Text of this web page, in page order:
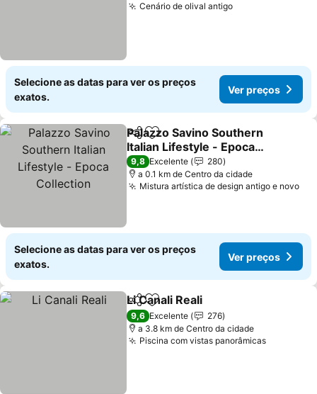
Cenário de olival antigo
Selecione as datas para ver os preços
exatos.
Ver preços
PartilharAdicionar aos favoritos
Palazzo Savino Southern
Italian Lifestyle - Epoca
Collection
9,8 Excelente
280
a 0.1 km de Centro da cidade
Mistura artística de design antigo e novo
Selecione as datas para ver os preços
exatos.
Ver preços
PartilharAdicionar aos favoritos
Li Canali Reali
9,6 Excelente
276
a 3.8 km de Centro da cidade
Piscina com vistas panorâmicas